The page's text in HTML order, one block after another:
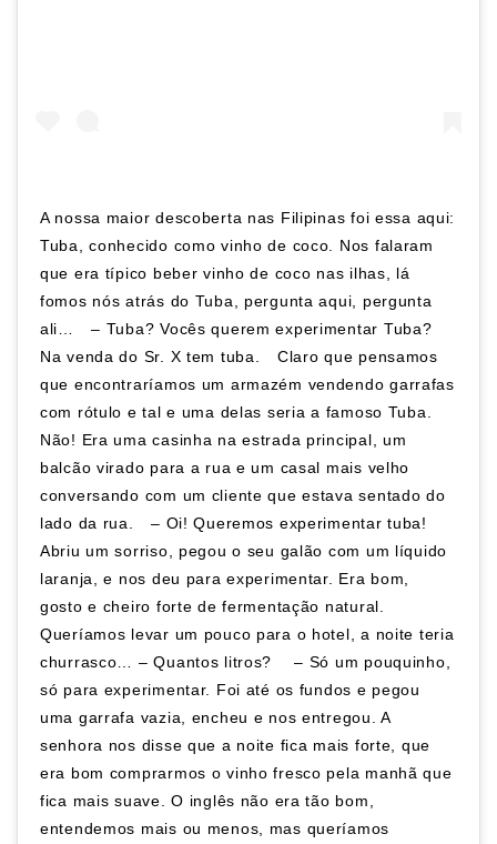
A nossa maior descoberta nas Filipinas foi essa aqui:
Tuba, conhecido como vinho de coco. Nos falaram
que era típico beber vinho de coco nas ilhas, lá
fomos nós atrás do Tuba, pergunta aqui, pergunta
ali…⠀ – Tuba? Vocês querem experimentar Tuba?
Na venda do Sr. X tem tuba.⠀ Claro que pensamos
que encontraríamos um armazém vendendo garrafas
com rótulo e tal e uma delas seria a famoso Tuba.
Não! Era uma casinha na estrada principal, um
balcão virado para a rua e um casal mais velho
conversando com um cliente que estava sentado do
lado da rua.⠀ – Oi! Queremos experimentar tuba!
Abriu um sorriso, pegou o seu galão com um líquido
laranja, e nos deu para experimentar. Era bom,
gosto e cheiro forte de fermentação natural.
Queríamos levar um pouco para o hotel, a noite teria
churrasco… – Quantos litros? ⠀ – Só um pouquinho,
só para experimentar. Foi até os fundos e pegou
uma garrafa vazia, encheu e nos entregou. A
senhora nos disse que a noite fica mais forte, que
era bom comprarmos o vinho fresco pela manhã que
fica mais suave. O inglês não era tão bom,
entendemos mais ou menos, mas queríamos